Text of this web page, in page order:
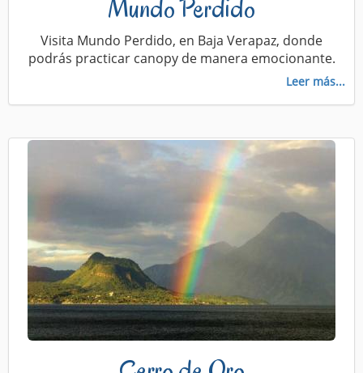
Mundo Perdido
Visita Mundo Perdido, en Baja Verapaz, donde
podrás practicar canopy de manera emocionante.
Leer más...